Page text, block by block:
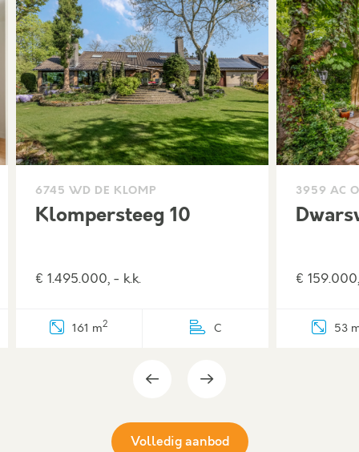
6745 WD DE KLOMP
Klompersteeg 10
€ 1.495.000, - k.k.
161 m2 C
3959 AC
€
53
Volledig aanbod